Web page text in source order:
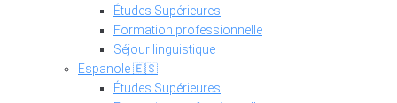
Études Supérieures
Formation professionnelle
Séjour linguistique
Espanole 🇪🇸
Études Supérieures